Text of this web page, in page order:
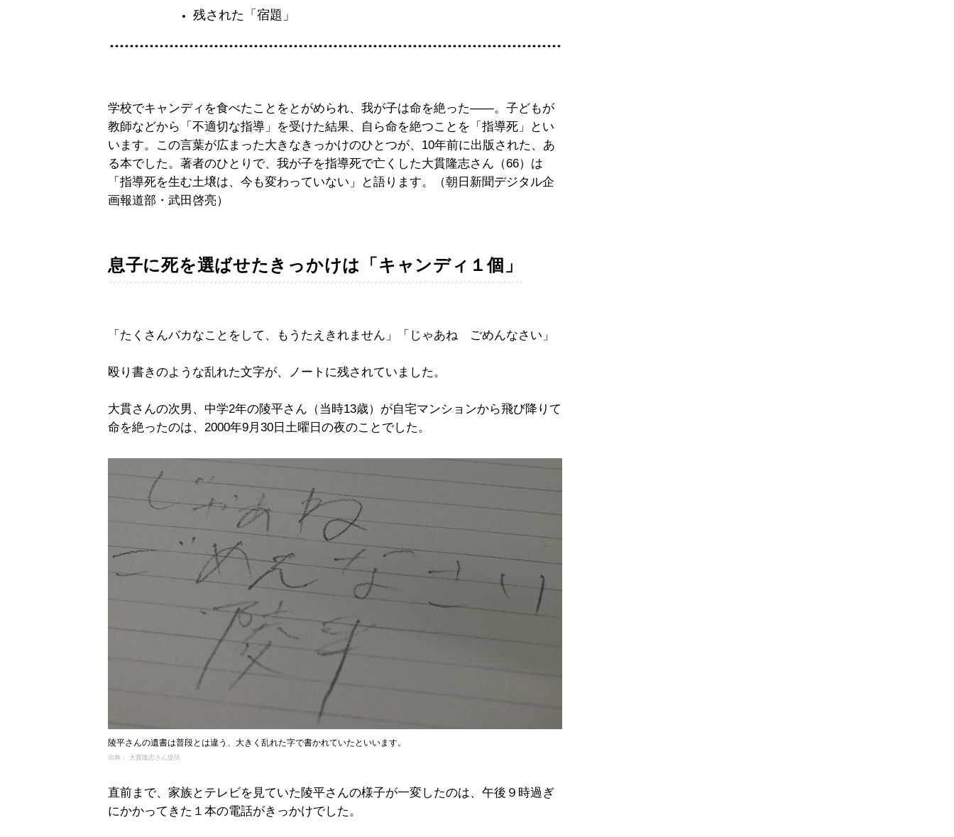
残された「宿題」
学校でキャンディを食べたことをとがめられ、我が子は命を絶った――。子どもが
教師などから「不適切な指導」を受けた結果、自ら命を絶つことを「指導死」とい
います。この言葉が広まった大きなきっかけのひとつが、10年前に出版された、あ
る本でした。著者のひとりで、我が子を指導死で亡くした大貫隆志さん（66）は
「指導死を生む土壌は、今も変わっていない」と語ります。（朝日新聞デジタル企
画報道部・武田啓亮）
息子に死を選ばせたきっかけは「キャンディ１個」
「たくさんバカなことをして、もうたえきれません」「じゃあね ごめんなさい」
殴り書きのような乱れた文字が、ノートに残されていました。
大貫さんの次男、中学2年の陵平さん（当時13歳）が自宅マンションから飛び降りて
命を絶ったのは、2000年9月30日土曜日の夜のことでした。
陵平さんの遺書は普段とは違う、大きく乱れた字で書かれていたといいます。
出典： 大貫隆志さん提供
直前まで、家族とテレビを見ていた陵平さんの様子が一変したのは、午後９時過ぎ
にかかってきた１本の電話がきっかけでした。